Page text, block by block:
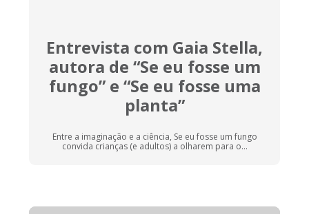
Entrevista com Gaia Stella,
autora de “Se eu fosse um
fungo” e “Se eu fosse uma
planta”
Entre a imaginação e a ciência, Se eu fosse um fungo
convida crianças (e adultos) a olharem para o...